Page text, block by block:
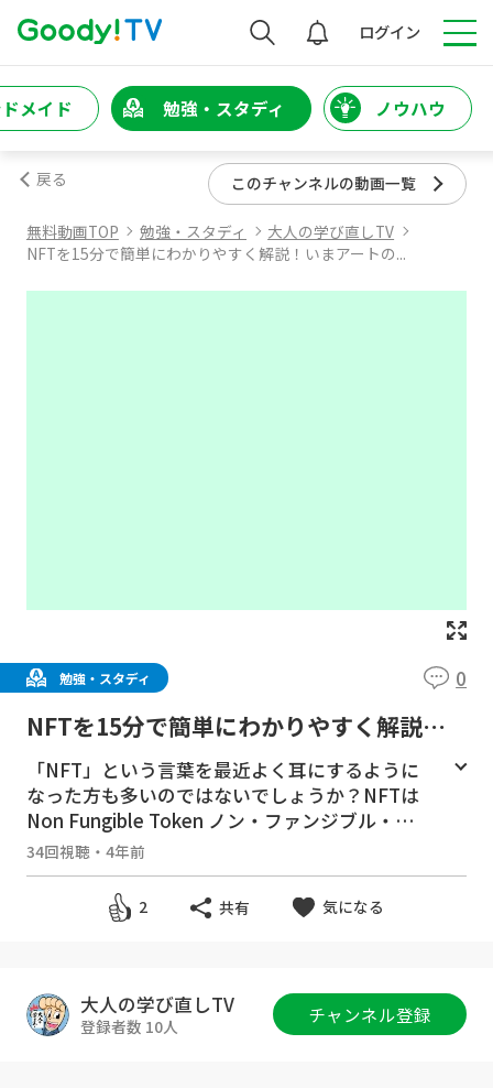
検索 ログイン
メイド 勉強・スタディ ノウハウ
戻る このチャンネルの動画一覧
無料動画TOP 勉強・スタディ
大人の学び直しTV
NFTを15分で簡単にわかりやすく解説！いまアートの...
勉強・スタディ 0
NFTを15分で簡単にわかりやすく解説！
いまアートの世界で何が起きているのか？
「NFT」という言葉を最近よく耳にするように
なった方も多いのではないでしょうか？NFTは
Non Fungible Token ノン・ファンジブル・ト
ークン の略称で、日本語では「非代替性トーク
ン」と訳すことができます。でも「非代替性」
も「トークン」もよくわからない言葉で何だか
難しそう…そこで今回はNFTとは何なのかを簡
00:00 はじめに
01:20 NFTとは何か？
34回視聴 ・ 4年前
2 共有 気になる
大人の学び直しTV
登録者数 10人
チャンネル登録